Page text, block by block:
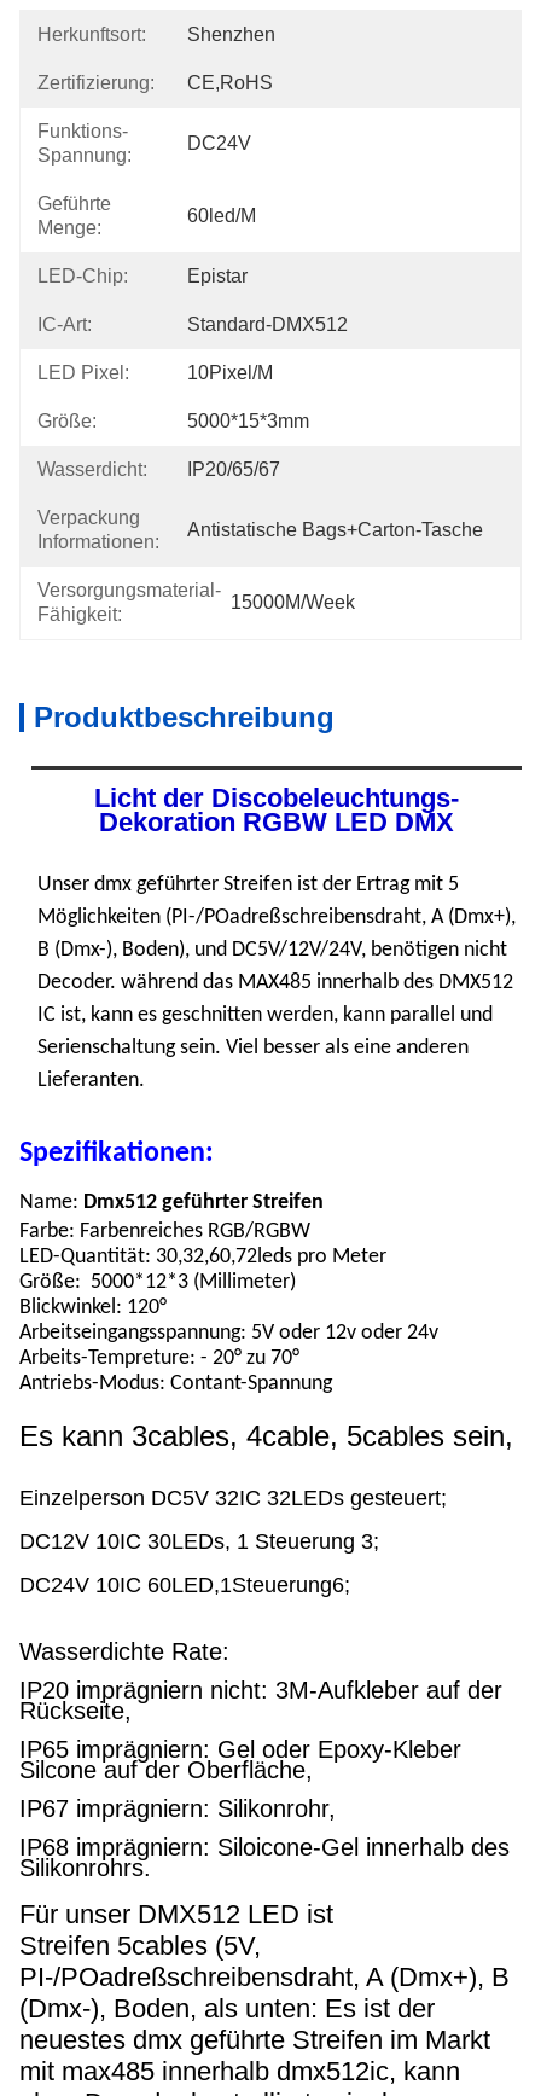
Herkunftsort: Shenzhen
Zertifizierung: CE,RoHS
Funktions-
Spannung:
DC24V
Geführte
Menge:
60led/m
LED-Chip: Epistar
IC-Art: Standard-DMX512
LED Pixel: 10Pixel/m
Größe: 5000*15*3mm
Wasserdicht: IP20/65/67
Verpackung
Informationen:
Antistatische Bags+carton-Tasche
Versorgungsmaterial-
Fähigkeit:
15000M/week
Produktbeschreibung
Licht der Discobeleuchtungs-
Dekoration RGBW LED DMX
Unser dmx geführter Streifen ist der Ertrag mit 5
Möglichkeiten (PI-/POadreßschreibensdraht, A (Dmx+),
B (Dmx-), Boden), und DC5V/12V/24V, benötigen nicht
Decoder. während das MAX485 innerhalb des DMX512
IC ist, kann es geschnitten werden, kann parallel und
Serienschaltung sein. Viel besser als eine anderen
Lieferanten.
Spezifikationen:
Name: Dmx512 geführter Streifen
Farbe: Farbenreiches RGB/RGBW
LED-Quantität: 30,32,60,72leds pro Meter
Größe: 5000*12*3 (Millimeter)
Blickwinkel: 120°
Arbeitseingangsspannung: 5V oder 12v oder 24v
Arbeits-Tempreture: - 20° zu 70°
Antriebs-Modus: Contant-Spannung
Es kann 3cables, 4cable, 5cables sein,
Einzelperson DC5V 32IC 32LEDs gesteuert;
DC12V 10IC 30LEDs, 1 Steuerung 3;
DC24V 10IC 60LED,1Steuerung6;
Wasserdichte Rate:
IP20 imprägniern nicht: 3M-Aufkleber auf der
Rückseite,
IP65 imprägniern: Gel oder Epoxy-Kleber
Silcone auf der Oberfläche,
IP67 imprägniern: Silikonrohr,
IP68 imprägniern: Siloicone-Gel innerhalb des
Silikonrohrs.
Für unser DMX512 LED ist
Streifen 5cables (5V,
PI-/POadreßschreibensdraht, A (Dmx+), B
(Dmx-), Boden, als unten: Es ist der
neuestes dmx geführte Streifen im Markt
mit max485 innerhalb dmx512ic, kann